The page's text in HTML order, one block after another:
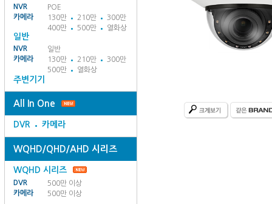
NVR
POE
카메라
130만 210만
300만
400만
500만 열화상
일반
NVR
일반
카메라
130만 210만
300만
500만
열화상
주변기기
All In One
DVR 카메라
WQHD/QHD/AHD 시리즈
WQHD 시리즈
DVR
500만 이상
카메라
500만 이상